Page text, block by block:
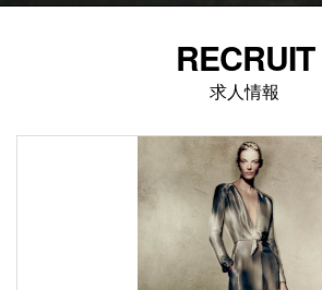
RECRUIT
求人情報